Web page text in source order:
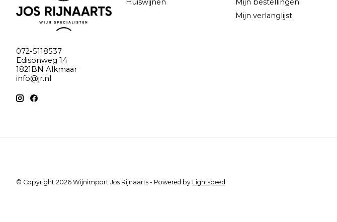
072-5118537
Edisonweg 14
1821BN Alkmaar
info@jr.nl
Huiswijnen
Mijn bestellingen
Mijn verlanglijst
© Copyright 2026 Wijnimport Jos Rijnaarts - Powered by Lightspeed